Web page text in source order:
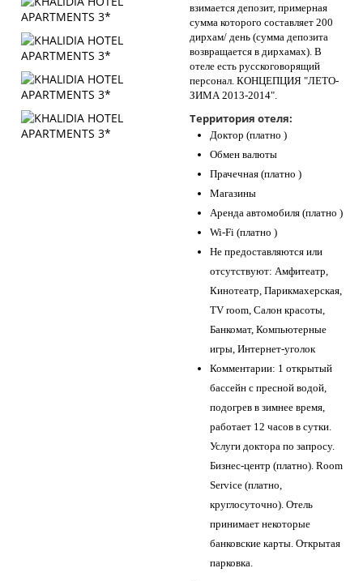
взимается депозит, примерная
сумма которого составляет 200
дирхам/ день (сумма депозита
возвращается в дирхамах). В
отеле есть русскоговорящий
персонал. КОНЦЕПЦИЯ "ЛЕТО-
ЗИМА 2013-2014".
Территория отеля:
Доктор (платно )
Обмен валюты
Прачечная (платно )
Магазины
Аренда автомобиля (платно )
Wi-Fi (платно )
Не предоставляются или
отсутствуют: Амфитеатр,
Кинотеатр, Парикмахерская,
TV room, Салон красоты,
Банкомат, Компьютерные
игры, Интернет-уголок
Комментарии: 1 открытый
бассейн с пресной водой,
подогрев в зимнее время,
работает 12 часов в сутки.
Услуги доктора по запросу.
Бизнес-центр (платно). Room
Service (платно,
круглосуточно). Отель
принимает некоторые
банковские карты. Открытая
парковка.